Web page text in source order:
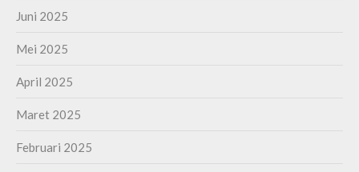
Juni 2025
Mei 2025
April 2025
Maret 2025
Februari 2025